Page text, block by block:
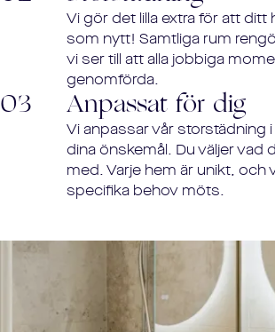
Vi gör det lilla extra för att ditt
som nytt! Samtliga rum
vi ser till att alla jobbiga
genomförda.
03 Anpassat för dig
Vi anpassar vår storstädning i
dina önskemål. Du väljer vad
med. Varje hem är unikt, och
specifika behov möts.